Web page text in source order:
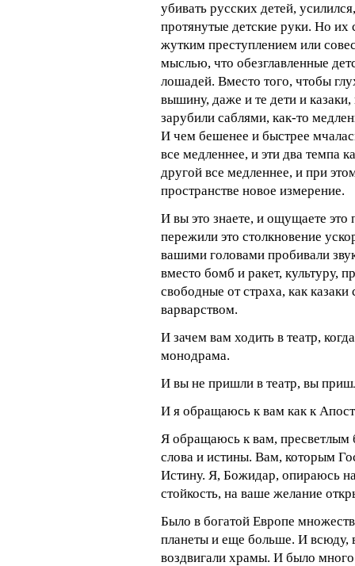
убивать русских детей,
протянутые детские руки. Но
жутким преступлением или
мыслью, что обезглавленные
лошадей. Вместо того, чтобы
вышину, даже и те дети и
зарубили саблями, как-то
И чем бешенее и быстрее
все медленнее, и эти два темпа
другой все медленнее, и при
пространстве новое измерение.
И вы это знаете, и ощущаете это
пережили это столкновение
вашими головами пробивали
вместо бомб и ракет, культуру,
свободные от страха, как
варварством.
И зачем вам ходить в театр,
монодрама.
И вы не пришли в театр, вы
И я обращаюсь к вам как к
Я обращаюсь к вам, пресветлым
слова и истины. Вам, которым
Истину. Я, Божидар, опираюсь
стойкость, на ваше желание
Было в богатой Европе
планеты и еще больше. И всюду,
воздвигали храмы. И было